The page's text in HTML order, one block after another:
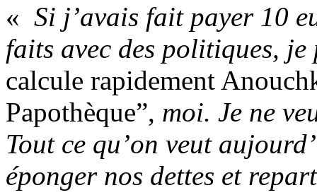
« Si j’avais fait payer 10
faits avec des politiques,
calcule rapidement
Papothèque”, moi. Je ne
Tout ce qu’on veut
éponger nos dettes et